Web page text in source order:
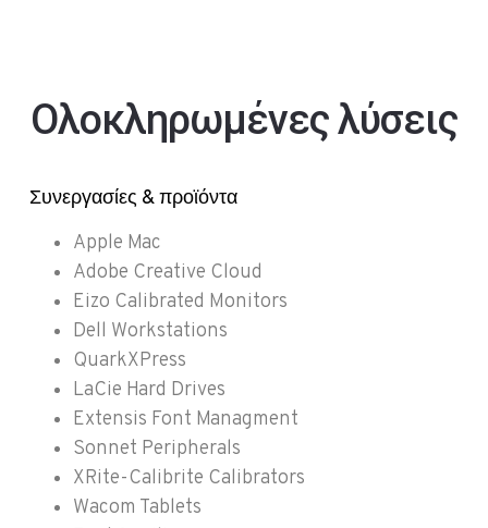
Ολοκληρωμένες λύσεις
Συνεργασίες & προϊόντα
Apple Mac
Adobe Creative Cloud
Eizo Calibrated Monitors
Dell Workstations
QuarkXPress
LaCie Hard Drives
Extensis Font Managment
Sonnet Peripherals
XRite-Calibrite Calibrators
Wacom Tablets